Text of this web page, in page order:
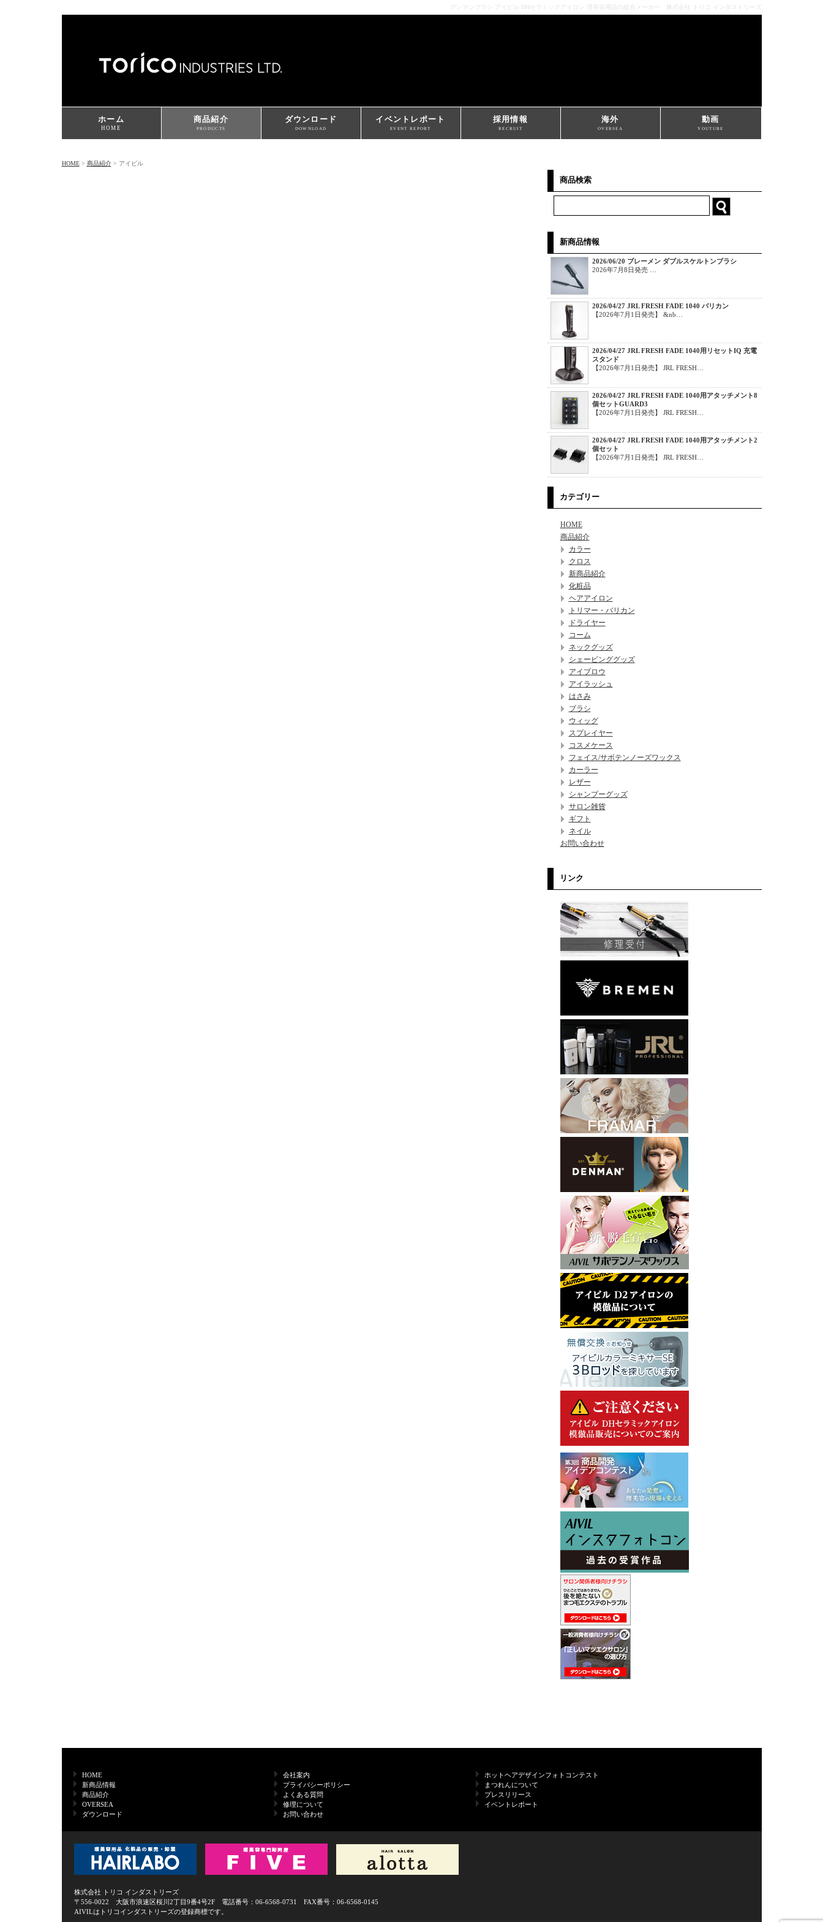
デンマンブラシ アイビル DHセラミックアイロン 理美容用品の総合メーカー 株式会社 トリコ インダストリーズ
ホーム
HOME
商品紹介
PRODUCTS
ダウンロード
DOWNLOAD
イベントレポート
EVENT REPORT
採用情報
RECRUIT
海外
OVERSEA
動画
YOUTUBE
HOME> 商品紹介> アイビル
商品検索
新商品情報
2026/06/20 ブレーメン ダブルスケルトンブラシ
2026年7月8日発売 …
2026/04/27 JRL FRESH FADE 1040 バリカン
【2026年7月1日発売】 &nb…
2026/04/27 JRL FRESH FADE 1040用リセットIQ 充電
スタンド
【2026年7月1日発売】 JRL FRESH…
2026/04/27 JRL FRESH FADE 1040用アタッチメント8
個セットGUARD3
【2026年7月1日発売】 JRL FRESH…
2026/04/27 JRL FRESH FADE 1040用アタッチメント2
個セット
【2026年7月1日発売】 JRL FRESH…
カテゴリー
HOME
商品紹介
カラー
クロス
新商品紹介
化粧品
ヘアアイロン
トリマー・バリカン
ドライヤー
コーム
ネックグッズ
シェービンググッズ
アイブロウ
アイラッシュ
はさみ
ブラシ
ウィッグ
スプレイヤー
コスメケース
フェイス/サボテンノーズワックス
カーラー
レザー
シャンプーグッズ
サロン雑貨
ギフト
ネイル
お問い合わせ
リンク
HOME
新商品情報
商品紹介
OVERSEA
ダウンロード
会社案内
プライバシーポリシー
よくある質問
修理について
お問い合わせ
ホットヘアデザインフォトコンテスト
まつれんについて
プレスリリース
イベントレポート
株式会社 トリコ インダストリーズ
〒556-0022 大阪市浪速区桜川2丁目9番4号2F 電話番号：06-6568-0731 FAX番号：06-6568-0145
AIVILはトリコインダストリーズの登録商標です。